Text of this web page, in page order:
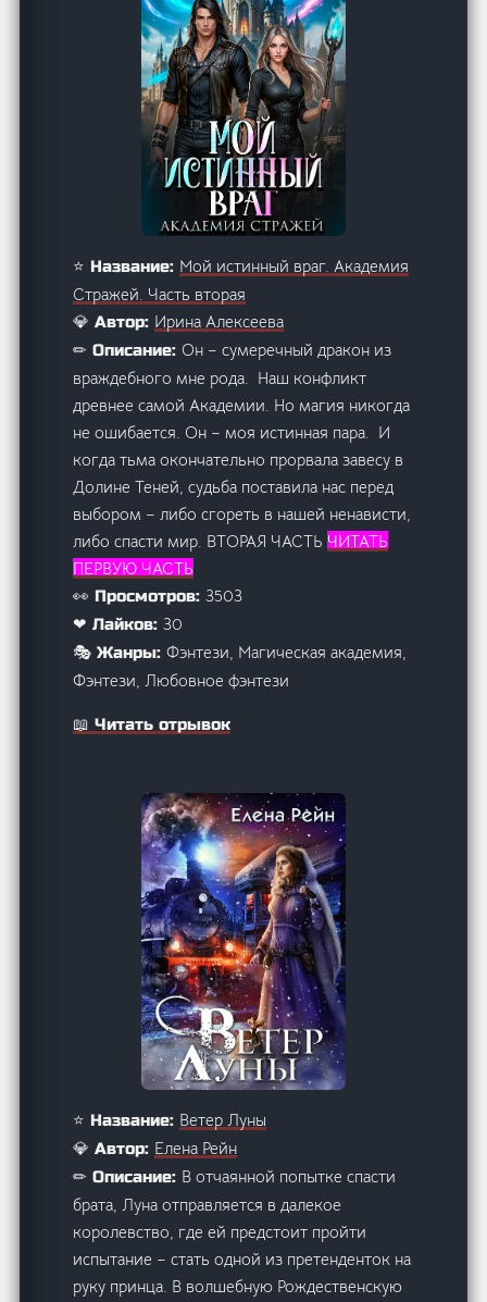
⭐ Название: Мой истинный враг. Академия
Стражей. Часть вторая
💎 Автор: Ирина Алексеева
✏ Описание:Он – сумеречный дракон из
враждебного мне рода. Наш конфликт
древнее самой Академии. Но магия никогда
не ошибается. Он – моя истинная пара. И
когда тьма окончательно прорвала завесу в
Долине Теней, судьба поставила нас перед
выбором – либо сгореть в нашей ненависти,
либо спасти мир. ВТОРАЯ ЧАСТЬ ЧИТАТЬ
ПЕРВУЮ ЧАСТЬ
👀 Просмотров:3503
❤ Лайков:30
🎭 Жанры:Фэнтези, Магическая академия,
Фэнтези, Любовное фэнтези
📖 Читать отрывок
⭐ Название: Ветер Луны
💎 Автор: Елена Рейн
✏ Описание: В отчаянной попытке спасти
брата, Луна отправляется в далекое
королевство, где ей предстоит пройти
испытание – стать одной из претенденток на
руку принца. В волшебную Рождественскую